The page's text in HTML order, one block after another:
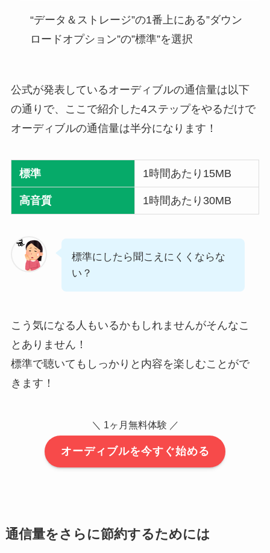
“データ＆ストレージ”の1番上にある”ダウン
ロードオプション”の”標準”を選択
公式が発表しているオーディブルの通信量は以下
の通りで、ここで紹介した4ステップをやるだけで
オーディブルの通信量は半分になります！
標準 1時間あたり15MB
高音質 1時間あたり30MB
標準にしたら聞こえにくくならな
い？
こう気になる人もいるかもしれませんがそんなこ
とありません！
標準で聴いてもしっかりと内容を楽しむことがで
きます！
＼ 1ヶ月無料体験 ／
オーディブルを今すぐ始める
通信量をさらに節約するためには